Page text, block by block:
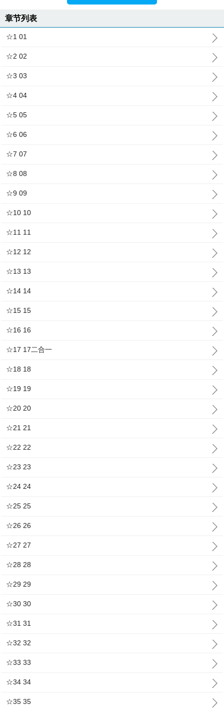
章节列表
☆1 01
☆2 02
☆3 03
☆4 04
☆5 05
☆6 06
☆7 07
☆8 08
☆9 09
☆10 10
☆11 11
☆12 12
☆13 13
☆14 14
☆15 15
☆16 16
☆17 17二合一
☆18 18
☆19 19
☆20 20
☆21 21
☆22 22
☆23 23
☆24 24
☆25 25
☆26 26
☆27 27
☆28 28
☆29 29
☆30 30
☆31 31
☆32 32
☆33 33
☆34 34
☆35 35